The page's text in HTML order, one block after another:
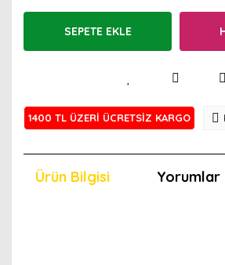
SEPETE EKLE
1400 TL ÜZERİ ÜCRETSİZ KARGO
Ürün Bilgisi Yorumlar